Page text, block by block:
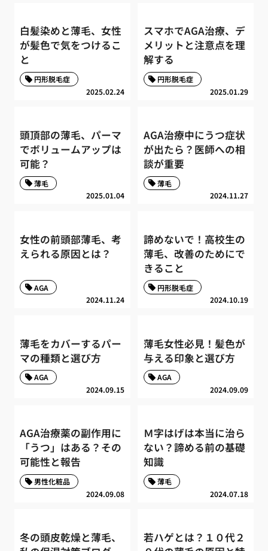
白髪染めと薄毛、女性
が髪色で気をつけるこ
と
2025.02.24
円形脱毛症
スマホでAGA治療、デ
メリットと注意点を理
解する
2025.01.29
円形脱毛症
頭頂部の薄毛、パーマ
でボリュームアップは
可能？
2025.01.04
薄毛
AGA治療中にうつ症状
が出たら？医師への相
談が重要
2024.11.27
薄毛
女性の前頭部薄毛、考
えられる原因とは？
2024.11.24
AGA
諦めないで！高校生の
薄毛、改善のためにで
きること
2024.10.19
円形脱毛症
薄毛をカバーするパー
マの種類と選び方
2024.09.15
AGA
薄毛女性必見！髪色が
与える印象と選び方
2024.09.09
AGA
AGA治療薬の副作用に
「うつ」はある？その
可能性と報告
2024.09.08
男性化粧品
Ｍ字はげは本当に治ら
ない？諦める前の基礎
知識
2024.07.18
薄毛
冬の頭皮乾燥と薄毛、
若ハゲとは？１０代２